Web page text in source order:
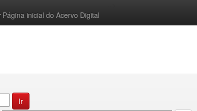
Página inicial do Acervo Digital